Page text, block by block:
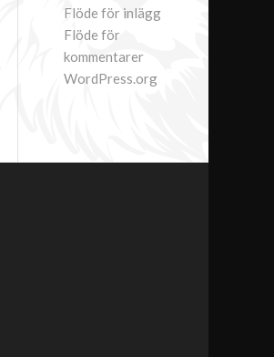
Flöde för inlägg
Flöde för
kommentarer
WordPress.org